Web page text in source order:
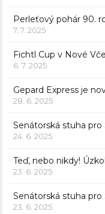
Perleťový pohár 90.
7. 7. 2025
Fichtl Cup v Nové
6. 7. 2025
Gepard Express je
28. 6. 2025
Senátorská stuha
24. 6. 2025
Teď, nebo nikdy!
23. 6. 2025
Senátorská stuha
23. 6. 2025